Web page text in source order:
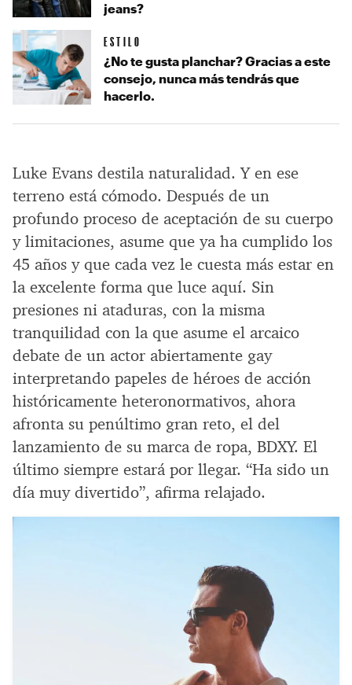
Luke Evans destila naturalidad. Y en ese
terreno está cómodo. Después de un
profundo proceso de aceptación de su cuerpo
y limitaciones, asume que ya ha cumplido los
45 años y que cada vez le cuesta más estar en
la excelente forma que luce aquí. Sin
presiones ni ataduras, con la misma
tranquilidad con la que asume el arcaico
debate de un actor abiertamente gay
interpretando papeles de héroes de acción
históricamente heteronormativos, ahora
afronta su penúltimo gran reto, el del
lanzamiento de su marca de ropa, BDXY. El
último siempre estará por llegar. “Ha sido un
día muy divertido”, afirma relajado.
jeans?
ESTILO
¿No te gusta planchar? Gracias a este
consejo, nunca más tendrás que
hacerlo.